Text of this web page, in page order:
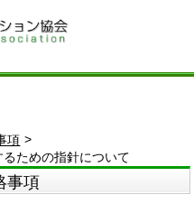
項 >
ための指針について
事項